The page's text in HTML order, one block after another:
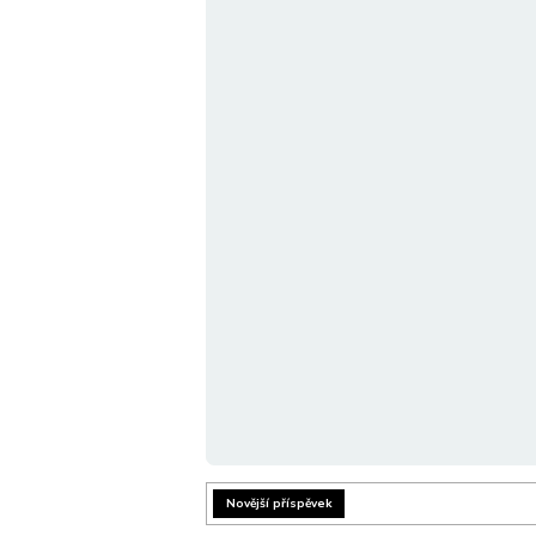
Novější příspěvek